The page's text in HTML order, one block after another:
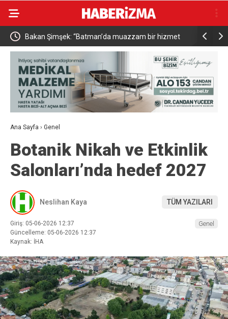
Bakan Şimşek: “Batman’da muazzam bir hizmet
fırtınası var”
Resul
Ana Sayfa › Genel
Botanik Nikah ve Etkinlik
Salonları’nda hedef 2027
Neslihan Kaya TÜM YAZILARI
Giriş: 05-06-2026 12:37
Güncelleme: 05-06-2026 12:37
Kaynak: İHA
Genel